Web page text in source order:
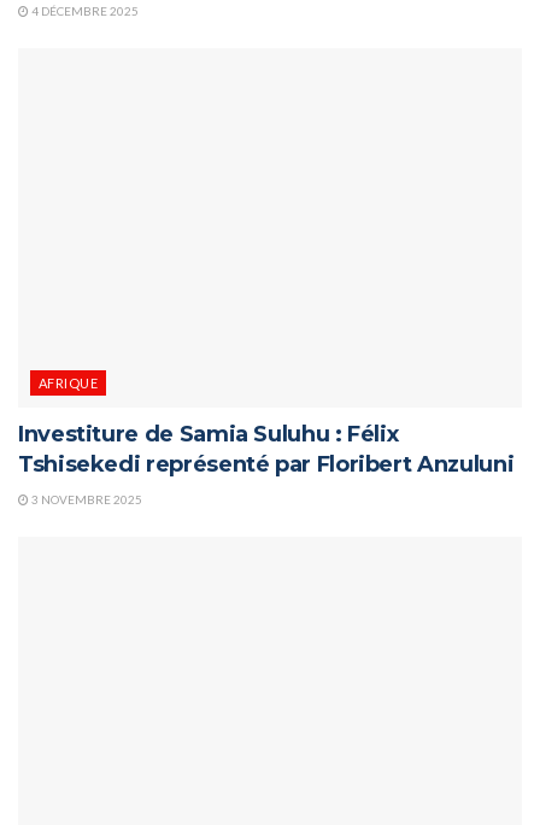
4 DÉCEMBRE 2025
AFRIQUE
Investiture de Samia Suluhu : Félix
Tshisekedi représenté par Floribert Anzuluni
3 NOVEMBRE 2025